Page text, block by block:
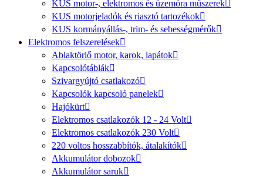
KUS motor-, elektromos és üzemóra műszerek
KUS motorjeladók és riasztó tartozékok
KUS kormányállás-, trim- és sebességmérők
Elektromos felszerelések
Ablaktörlő motor, karok, lapátok
Kapcsolótáblák
Szivargyújtó csatlakozó
Kapcsolók kapcsoló panelek
Hajókürt
Elektromos csatlakozók 12 - 24 Volt
Elektromos csatlakozók 230 Volt
220 voltos hosszabbítók, átalakítók
Akkumulátor dobozok
Akkumulátor saruk